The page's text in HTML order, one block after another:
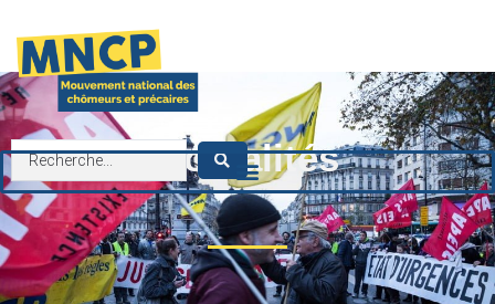
Actualités